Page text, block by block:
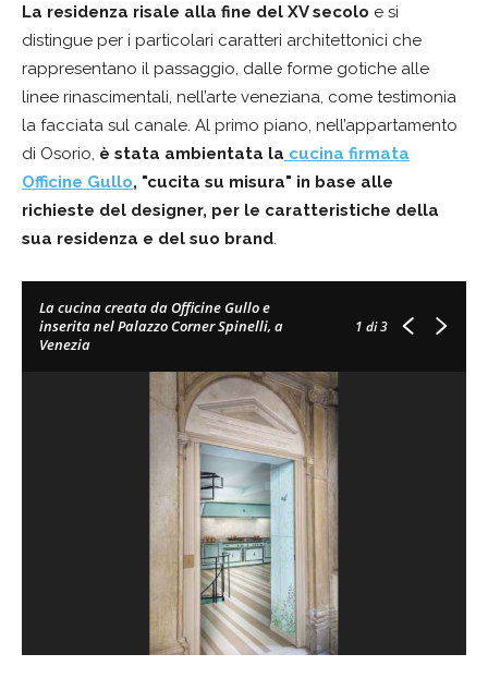
La residenza risale alla fine del XV secolo e si
distingue per i particolari caratteri architettonici che
rappresentano il passaggio, dalle forme gotiche alle
linee rinascimentali, nell’arte veneziana, come testimonia
la facciata sul canale. Al primo piano, nell’appartamento
di Osorio, è stata ambientata la cucina firmata
Officine Gullo, "cucita su misura" in base alle
richieste del designer, per le caratteristiche della
sua residenza e del suo brand.
La cucina creata da Officine Gullo e
inserita nel Palazzo Corner Spinelli, a
Venezia
1 di 3